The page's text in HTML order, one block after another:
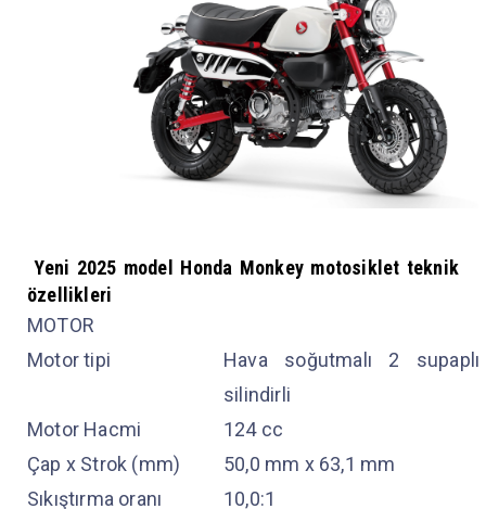
Yeni 2025 model Honda Monkey motosiklet teknik
özellikleri
MOTOR
Motor tipi
Hava soğutmalı 2
silindirli
Motor Hacmi
124 cc
Çap x Strok (mm)
50,0 mm x 63,1 mm
Sıkıştırma oranı
10,0:1